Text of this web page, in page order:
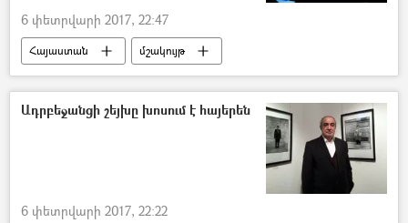
6 փետրվարի 2017, 22:47
Հայաստան մշակույթ
Ադրբեջանցի շեյխը խոսում է հայերեն
6 փետրվարի 2017, 22:22